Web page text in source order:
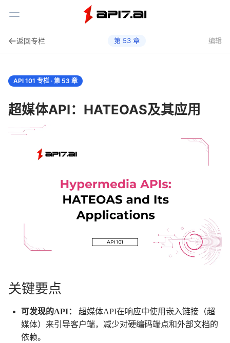
Toggle Menu
返回专栏 第 53 章 编辑
API 101 专栏 · 第 53 章
超媒体API：HATEOAS及其应用
关键要点
可发现的API：
超媒体API在响应中使用嵌入链接（超
媒体）来引导客户端，减少对硬编码端点和外部文档的
依赖。